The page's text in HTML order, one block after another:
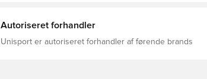
Autoriseret forhandler
Unisport er autoriseret forhandler af førende brands